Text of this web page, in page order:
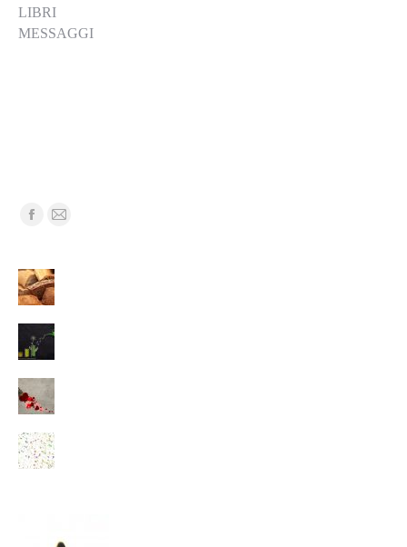
LIBRI
MESSAGGI